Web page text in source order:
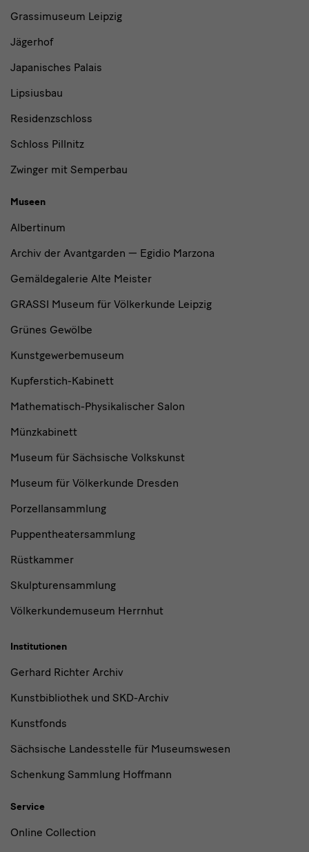
Grassimuseum Leipzig
Jägerhof
Japanisches Palais
Lipsiusbau
Residenzschloss
Schloss Pillnitz
Zwinger mit Semperbau
Museen
Albertinum
Archiv der Avantgarden — Egidio Marzona
Gemäldegalerie Alte Meister
GRASSI Museum für Völkerkunde Leipzig
Grünes Gewölbe
Kunstgewerbemuseum
Kupferstich-Kabinett
Mathematisch-Physikalischer Salon
Münzkabinett
Museum für Sächsische Volkskunst
Museum für Völkerkunde Dresden
Porzellansammlung
Puppentheatersammlung
Rüstkammer
Skulpturensammlung
Völkerkundemuseum Herrnhut
Institutionen
Gerhard Richter Archiv
Kunstbibliothek und SKD-Archiv
Kunstfonds
Sächsische Landesstelle für Museumswesen
Schenkung Sammlung Hoffmann
Service
Online Collection